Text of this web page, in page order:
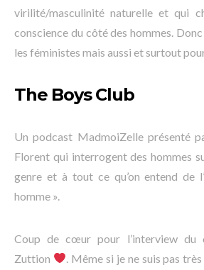
virilité/masculinité naturelle et qui
conscience du côté des hommes.
les féministes mais aussi et surtout
The Boys Club
Un podcast MadmoiZelle présenté
Florent qui interrogent des hommes
genre et à tout ce qu’on entend de
homme ».
Coup de cœur pour l’interview du
Zuttion
. Même si je ne suis pas